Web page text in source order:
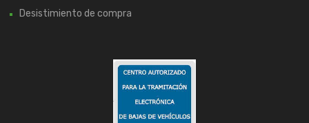
Desistimiento de compra